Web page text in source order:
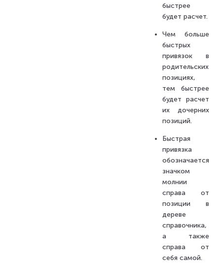
быстрее
будет расчет.
Чем больше
быстрых
привязок в
родительских
позициях,
тем быстрее
будет расчет
их дочерних
позиций.
Быстрая
привязка
обозначается
значком
молнии
справа от
позиции в
дереве
справочника,
а также
справа от
себя самой.